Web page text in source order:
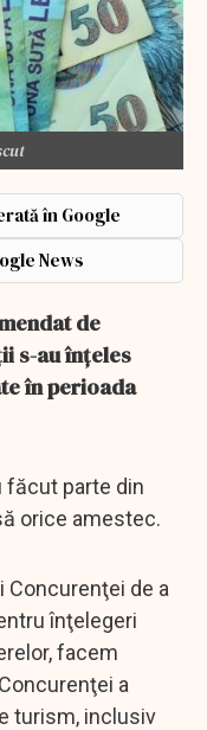
în Google
News
de
s-au înțeles
în perioada
făcut parte din
orice amestec.
Concurenţei de a
înţelegeri
facem
a
turism, inclusiv